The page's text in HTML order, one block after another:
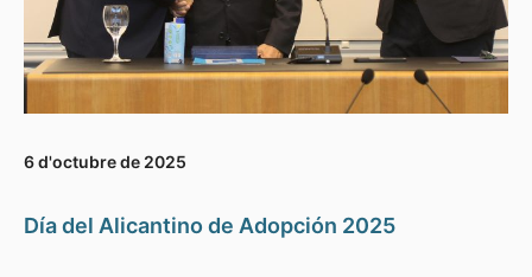
6 d'octubre de 2025
Día del Alicantino de Adopción 2025